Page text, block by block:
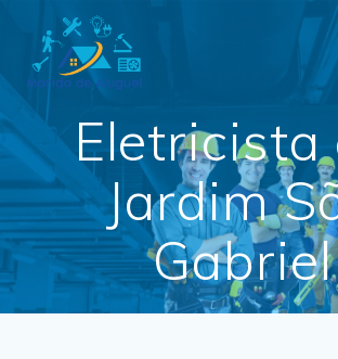
Eletricista
Jardim
Gabriel